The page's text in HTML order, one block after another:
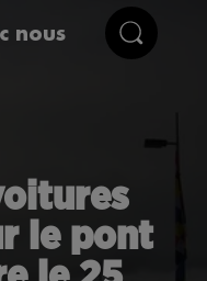
nous
le pont